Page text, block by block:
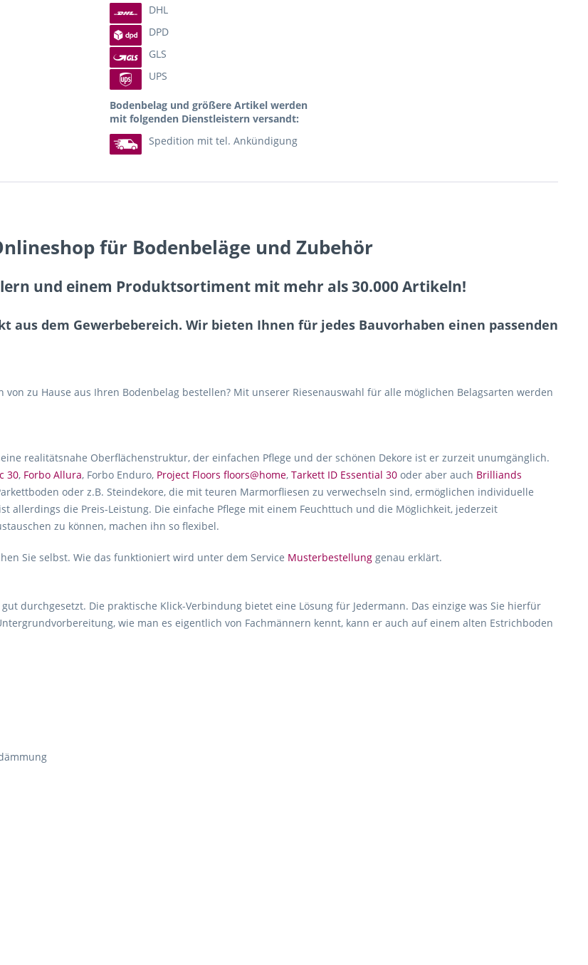
DHL
DPD
GLS
UPS
Bodenbelag und größere Artikel werden
mit folgenden Dienstleistern versandt:
Spedition mit tel. Ankündigung
für Bodenbeläge und Zubehör
und einem Produktsortiment mit mehr als 30.000 Artikeln!
aus dem Gewerbebereich. Wir bieten Ihnen für jedes Bauvorhaben einen passenden
zu Hause aus Ihren Bodenbelag bestellen? Mit unserer Riesenauswahl für alle möglichen Belagsarten werden
realitätsnahe Oberflächenstruktur, der einfachen Pflege und der schönen Dekore ist er zurzeit unumgänglich.
30, Forbo Allura, Forbo Enduro, Project Floors floors@home, Tarkett ID Essential 30 oder aber auch Brilliands
oder z.B. Steindekore, die mit teuren Marmorfliesen zu verwechseln sind, ermöglichen individuelle
allerdings die Preis-Leistung. Die einfache Pflege mit einem Feuchttuch und die Möglichkeit, jederzeit
zu können, machen ihn so flexibel.
Sie selbst. Wie das funktioniert wird unter dem Service Musterbestellung genau erklärt.
durchgesetzt. Die praktische Klick-Verbindung bietet eine Lösung für Jedermann. Das einzige was Sie hierfür
wie man es eigentlich von Fachmännern kennt, kann er auch auf einem alten Estrichboden